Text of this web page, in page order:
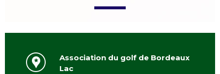
Association du golf de Bordeaux
Lac